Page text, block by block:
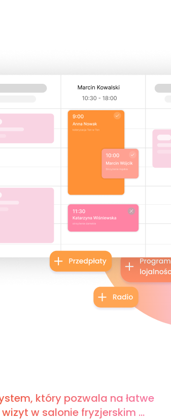
który pozwala na łatwe
w salonie fryzjerskim ...